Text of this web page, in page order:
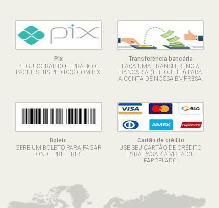
Pix
SEGURO, RÁPIDO E PRÁTICO!
PAGUE SEUS PEDIDOS COM PIX!
Transferência bancária
FAÇA UMA TRANSFERÊNCIA
BANCÁRIA (TEF OU TED) PARA
A CONTA DE NOSSA EMPRESA.
Boleto
GERE UM BOLETO PARA PAGAR
ONDE PREFERIR.
Cartão de crédito
USE SEU CARTÃO DE CRÉDITO
PARA PAGAR À VISTA OU
PARCELADO.